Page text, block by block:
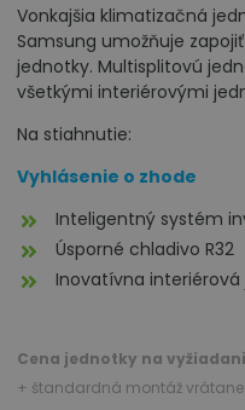
Vonkajšia klimatizačná
Samsung umožňuje
jednotky. Multisplitovú
všetkými interiérovými
Na stiahnutie:
Vyhlásenie o zhode
Inteligentný systém
Úsporné chladivo R32
Inovatívna interiérová
Cena jednotky na
+ štandardná montáž